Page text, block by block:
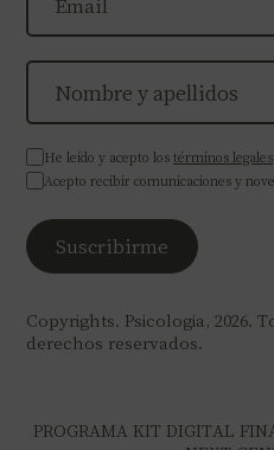
He leído y acepto los términos legales
Acepto recibir comunicaciones y
Copyrights. Psicologia, 2026.
derechos reservados.
PROGRAMA KIT DIGITAL